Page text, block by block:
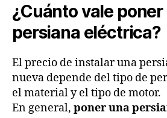
¿Cuánto vale poner
persiana eléctrica?
El precio de instalar una
nueva depende del tipo de
el material y el tipo de motor.
En general, poner una